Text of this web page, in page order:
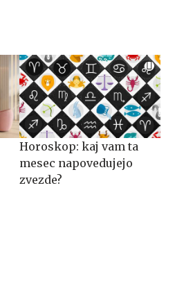
Horoskop: kaj vam ta
mesec napovedujejo
zvezde?